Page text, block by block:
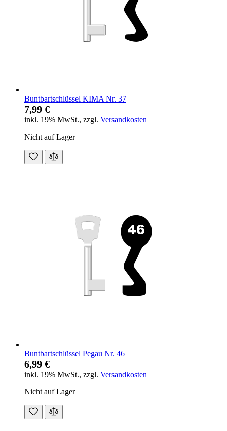
Buntbartschlüssel KIMA Nr. 37
7,99 €
inkl. 19% MwSt., zzgl. Versandkosten
Nicht auf Lager
Buntbartschlüssel Pegau Nr. 46
6,99 €
inkl. 19% MwSt., zzgl. Versandkosten
Nicht auf Lager